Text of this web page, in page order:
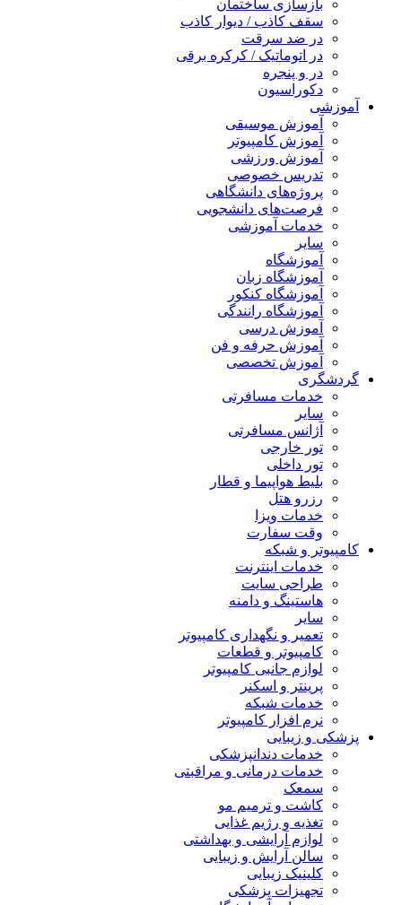
بازسازی ساختمان
سقف کاذب / دیوار کاذب
در ضد سرقت
در اتوماتیک / کرکره برقی
در و پنجره
دکوراسیون
آموزشی
آموزش موسیقی
آموزش کامپیوتر
آموزش ورزشی
تدریس خصوصی
پروژه‌های دانشگاهی
فرصت‌های دانشجویی
خدمات آموزشی
سایر
آموزشگاه
آموزشگاه زبان
آموزشگاه کنکور
آموزشگاه رانندگی
آموزش درسی
آموزش حرفه و فن
آموزش تخصصی
گردشگری
خدمات مسافرتی
سایر
آژانس مسافرتی
تور خارجی
تور داخلی
بلیط هواپیما و قطار
رزرو هتل
خدمات ویزا
وقت سفارت
کامپیوتر و شبکه
خدمات اینترنت
طراحی سایت
هاستینگ و دامنه
سایر
تعمیر و نگهداری کامپیوتر
کامپیوتر و قطعات
لوازم جانبی کامپیوتر
پرینتر و اسکنر
خدمات شبکه
نرم افزار کامپیوتر
پزشکی و زیبایی
خدمات دندانپزشکی
خدمات درمانی و مراقبتی
سمعک
کاشت و ترمیم مو
تغذیه و رژیم غذایی
لوازم آرایشی و بهداشتی
سالن آرایش و زیبایی
کلینیک زیبایی
تجهیزات پزشکی